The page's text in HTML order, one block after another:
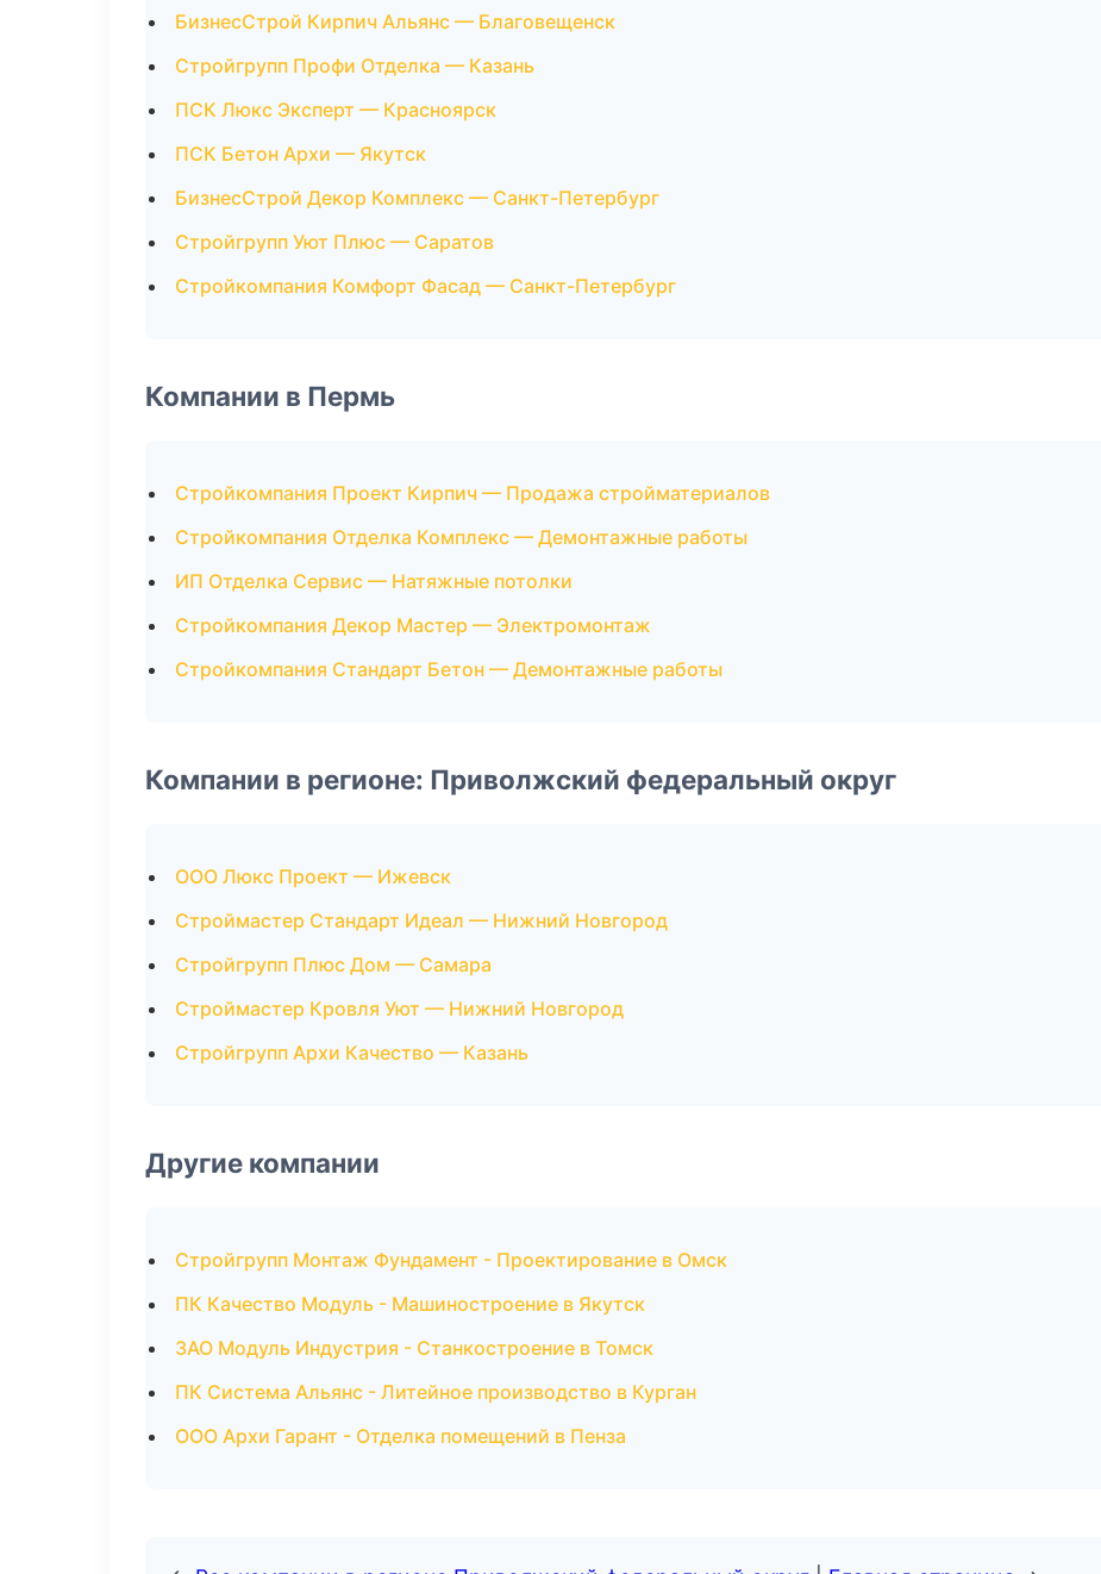
БизнесСтрой Кирпич Альянс — Благовещенск
Стройгрупп Профи Отделка — Казань
ПСК Люкс Эксперт — Красноярск
ПСК Бетон Архи — Якутск
БизнесСтрой Декор Комплекс — Санкт-Петербург
Стройгрупп Уют Плюс — Саратов
Стройкомпания Комфорт Фасад — Санкт-Петербург
Компании в Пермь
Стройкомпания Проект Кирпич — Продажа стройматериалов
Стройкомпания Отделка Комплекс — Демонтажные работы
ИП Отделка Сервис — Натяжные потолки
Стройкомпания Декор Мастер — Электромонтаж
Стройкомпания Стандарт Бетон — Демонтажные работы
Компании в регионе: Приволжский федеральный округ
ООО Люкс Проект — Ижевск
Строймастер Стандарт Идеал — Нижний Новгород
Стройгрупп Плюс Дом — Самара
Строймастер Кровля Уют — Нижний Новгород
Стройгрупп Архи Качество — Казань
Другие компании
Стройгрупп Монтаж Фундамент - Проектирование в Омск
ПК Качество Модуль - Машиностроение в Якутск
ЗАО Модуль Индустрия - Станкостроение в Томск
ПК Система Альянс - Литейное производство в Курган
ООО Архи Гарант - Отделка помещений в Пенза